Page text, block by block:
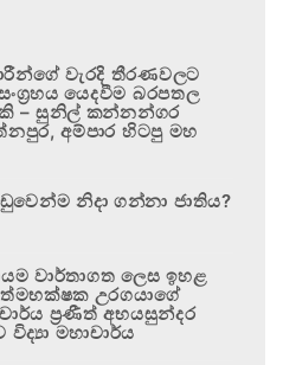
වැරදි තීරණවලට
යෙදවීම බරපතල
– සුනිල් කන්නන්ගර
අම්පාර හිටපු මහ
නිදා ගන්නා ජාතිය?
වාර්තාගත ලෙස ඉහළ
උරගයාගේ
ප්‍රණීත් අභයසුන්දර
මහාචාර්ය